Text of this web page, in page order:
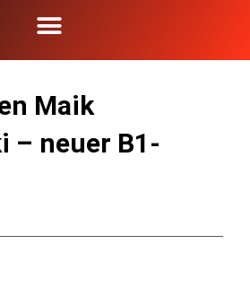
Maik
– neuer B1-